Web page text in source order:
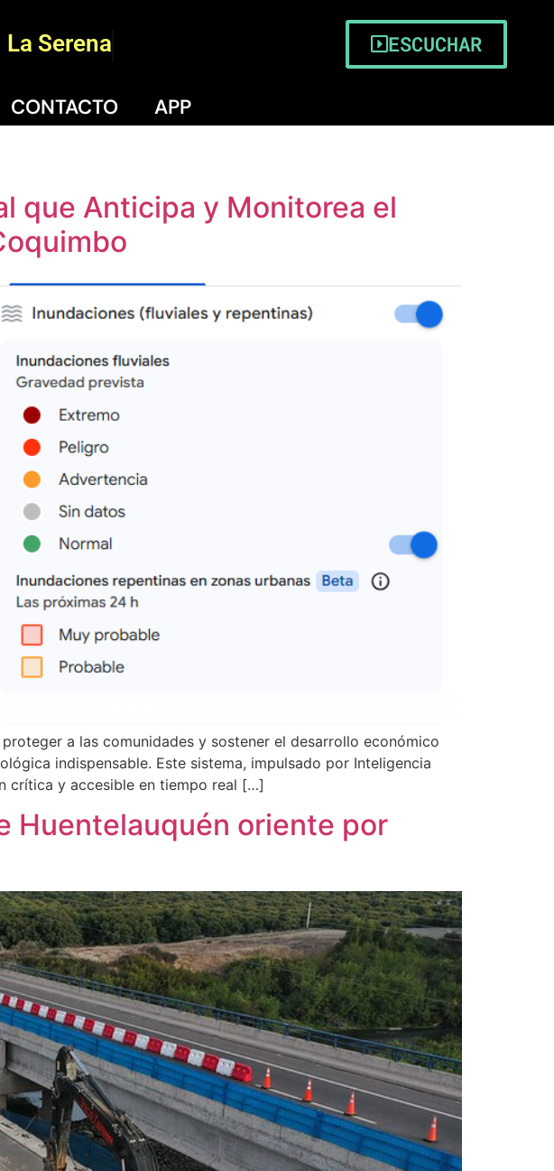
Coquimbo ESCUCHAR
CONTACTO APP
que Anticipa y Monitorea el
a las comunidades y sostener el desarrollo económico
indispensable. Este sistema, impulsado por Inteligencia
crítica y accesible en tiempo real […]
Huentelauquén oriente por